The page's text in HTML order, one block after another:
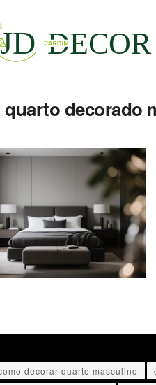
quarto decorado
decorar quarto masculino